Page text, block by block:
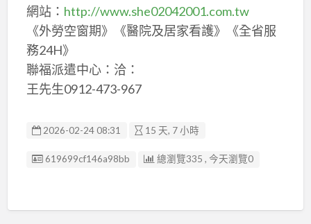
網站： http://www.she02042001.com.tw
《外勞空窗期》《醫院及居家看護》《全省服
務24H》
聯福派遣中心：洽：
王先生0912-473-967
2026-02-24 08:31 15 天, 7 小時
廣告编號
619699cf146a98bb 總瀏覽335 , 今天瀏覽0